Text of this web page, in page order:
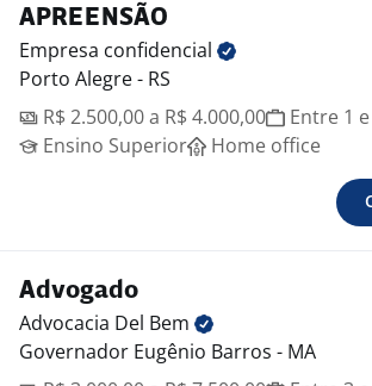
APREENSÃO
Empresa confidencial
Porto Alegre - RS
R$ 2.500,00 a R$ 4.000,00
Entre 1
Ensino Superior
Home office
Advogado
Advocacia Del Bem
Governador Eugênio Barros - MA